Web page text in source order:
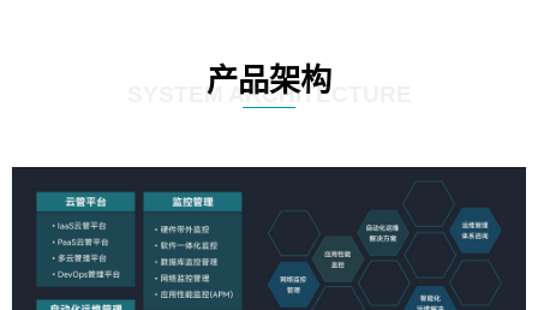
产品架构
SYSTEM ARCHITECTURE